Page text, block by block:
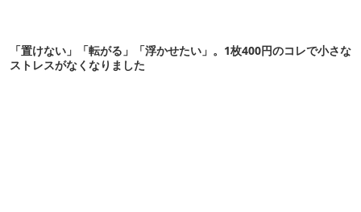
「置けない」「転がる」「浮かせたい」。1枚400円のコレで小さな
ストレスがなくなりました